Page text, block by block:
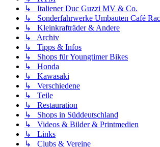
↳ Italiener Duc Guzzi MV & Co.
↳ Sonderfahrwerke Umbauten Café
↳ Kleinkrafträder & Andere
↳ Archiv
↳ Tipps & Infos
↳ Shops für Youngtimer Bikes
↳ Honda
↳ Kawasaki
↳ Verschiedene
↳ Teile
↳ Restauration
↳ Shops in Süddeutschland
↳ Videos & Bilder & Printmedien
↳ Links
↳ Clubs & Vereine